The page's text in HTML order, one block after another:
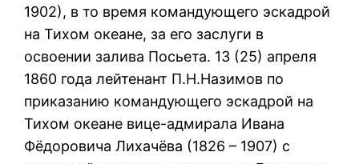
1902), в то время командующего эскадрой
на Тихом океане, за его заслуги в
освоении залива Посьета. 13 (25) апреля
1860 года лейтенант П.Н.Назимов по
приказанию командующего эскадрой на
Тихом океане вице-адмирала Ивана
Фёдоровича Лихачёва (1826 – 1907) с